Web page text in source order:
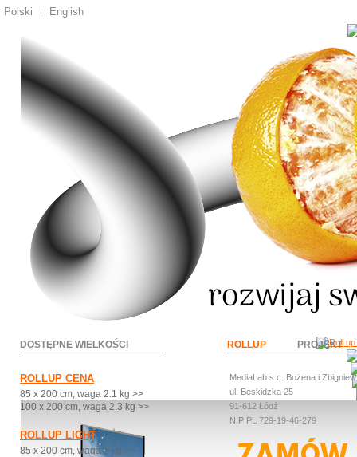
Polski | English
DOSTĘPNE WIELKOŚCI
ROLLUP CENA
85 x 200 cm, waga 2.1 kg >>
100 x 200 cm, waga 2.3 kg >>
ROLLUP LIGHT
85 x 200 cm, waga 3 kg >>
ROLLUP PROJEKT
MediaLab s.c. Bożena i
ul. Beskidzka 25
91-612 Łódź
NIP PL 729-19-46-279